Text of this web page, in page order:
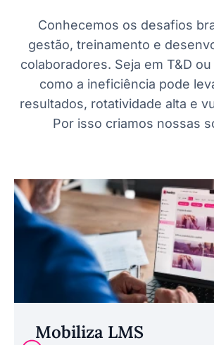
Conhecemos os desafios
gestão, treinamento e
colaboradores. Seja em T&D
como a ineficiência pode
resultados, rotatividade alta e
Por isso criamos nossas
Mobiliza LMS